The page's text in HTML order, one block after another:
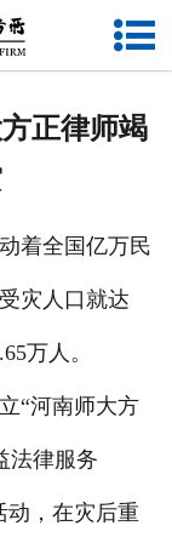
首页
专题
活动
我们
正律师竭
着全国亿万民
灾人口就达
万人。
“河南师大方
法律服务
动，在灾后重